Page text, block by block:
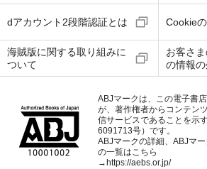
dアカウント2段階認証とは Cookie
海賊版に関する取り組みに
ついて
お客さ
の情報
ABJマークは、この電子書
が、著作権者からコンテン
信サービスであることを示
6091713号）です。
ABJマークの詳細、ABJマ
の一覧はこちら
→ https://aebs.or.jp/